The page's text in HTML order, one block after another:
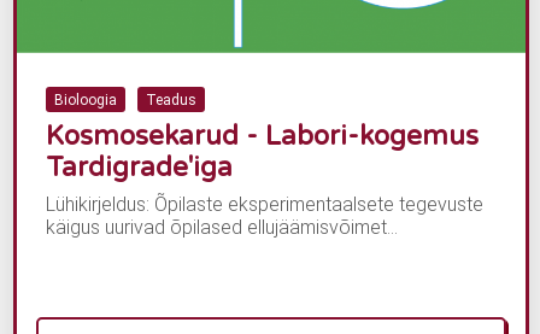
Bioloogia Teadus
Kosmosekarud - Labori-kogemus
Tardigrade'iga
Lühikirjeldus: Õpilaste eksperimentaalsete tegevuste
käigus uurivad õpilased ellujäämisvõimet...